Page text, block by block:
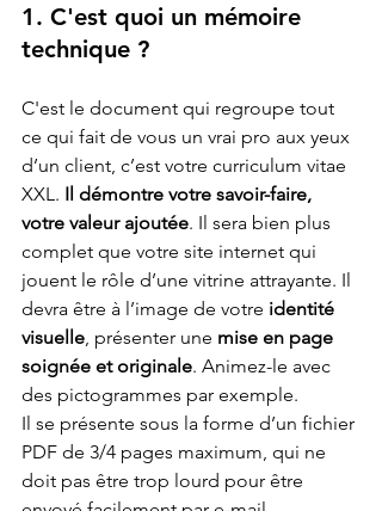
1. C'est quoi un mémoire
technique ?
C'est le document qui regroupe tout
ce qui fait de vous un vrai pro aux yeux
d’un client, c’est votre curriculum vitae
XXL. Il démontre votre savoir-faire,
votre valeur ajoutée. Il sera bien plus
complet que votre site internet qui
jouent le rôle d’une vitrine attrayante. Il
devra être à l’image de votre identité
visuelle, présenter une mise en page
soignée et originale. Animez-le avec
des pictogrammes par exemple.
Il se présente sous la forme d’un fichier
PDF de 3/4 pages maximum, qui ne
doit pas être trop lourd pour être